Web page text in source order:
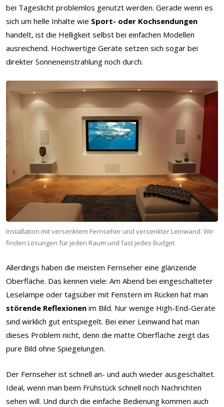
bei Tageslicht problemlos genutzt werden. Gerade wenn es
sich um helle Inhalte wie Sport- oder Kochsendungen
handelt, ist die Helligkeit selbst bei einfachen Modellen
ausreichend. Hochwertige Geräte setzen sich sogar bei
direkter Sonneneinstrahlung noch durch.
Installation mit versenktem Fernseher und versenkter Leinwand. Wir
finden Lösungen für jeden Raum und fast jedes Budget.
Allerdings haben die meisten Fernseher eine glänzende
Oberfläche. Das kennen viele: Am Abend bei eingeschalteter
Leselampe oder tagsüber mit Fenstern im Rücken hat man
störende Reflexionen im Bild. Nur wenige High-End-Geräte
sind wirklich gut entspiegelt. Bei einer Leinwand hat man
dieses Problem nicht, denn die matte Oberfläche zeigt das
pure Bild ohne Spiegelungen.
Der Fernseher ist schnell an- und auch wieder ausgeschaltet.
Ideal, wenn man beim Frühstück schnell noch Nachrichten
sehen will. Und durch die einfache Bedienung kommen auch